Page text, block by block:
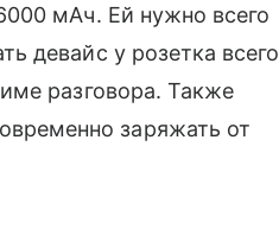
мАч. Ей нужно всего
девайс у розетка всего
разговора. Также
заряжать от